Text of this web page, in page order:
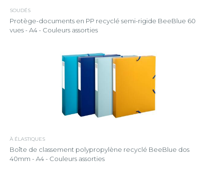
SOUDÉS
Protège-documents en PP recyclé semi-rigide BeeBlue 60
vues - A4 - Couleurs assorties
À ÉLASTIQUES
Boîte de classement polypropylène recyclé BeeBlue dos
40mm - A4 - Couleurs assorties